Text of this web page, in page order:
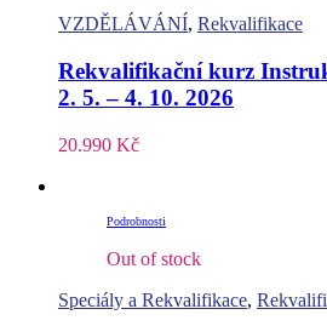
VZDĚLÁVÁNÍ, Rekvalifikace
Rekvalifikační kurz
2. 5. – 4. 10. 2026
20.990 Kč
Podrobnosti
Out of stock
Speciály a Rekvalifikace,